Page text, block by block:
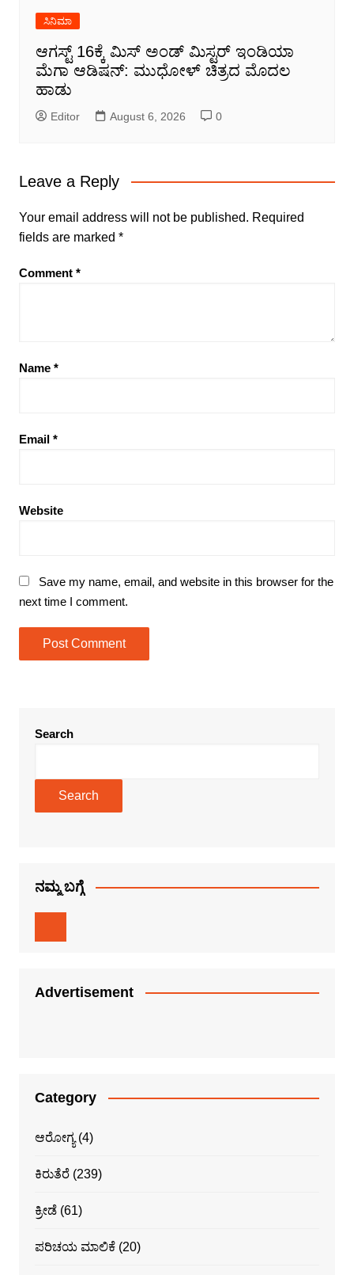
ಸಿನಿಮಾ
ಆಗಸ್ಟ್ 16ಕ್ಕೆ ಮಿಸ್ ಅಂಡ್ ಮಿಸ್ಟರ್ ಇಂಡಿಯಾ
ಮೆಗಾ ಆಡಿಷನ್: ಮುಧೋಳ್ ಚಿತ್ರದ ಮೊದಲ
ಹಾಡು
Editor August 6, 2026 0
Leave a Reply
Your email address will not be published. Required
fields are marked *
Comment *
Name *
Email *
Website
Save my name, email, and website in this browser for the
next time I comment.
Search
Search
ನಮ್ಮ ಬಗ್ಗೆ
Advertisement
Category
ಆರೋಗ್ಯ(4)
ಕಿರುತೆರೆ(239)
ಕ್ರೀಡೆ(61)
ಪರಿಚಯ ಮಾಲಿಕೆ(20)